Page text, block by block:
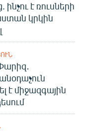
է ռուսների
կրկին
է միջազգային